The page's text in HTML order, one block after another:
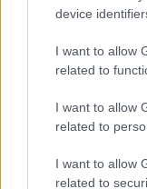
device
I want to allow
related to
I want to allow
related to
I want to allow
related to
esetében, hanem
annak aktuális
organizmus
játszanak, a
Sándor, aki
maga.
Ahogy az egyik
megfogalmazta,